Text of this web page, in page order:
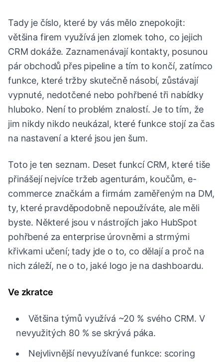
Tady je číslo, které by vás mělo znepokojit:
většina firem využívá jen zlomek toho, co jejich
CRM dokáže. Zaznamenávají kontakty, posunou
pár obchodů přes pipeline a tím to končí, zatímco
funkce, které tržby skutečně násobí, zůstávají
vypnuté, nedotčené nebo pohřbené tři nabídky
hluboko. Není to problém znalostí. Je to tím, že
jim nikdy nikdo neukázal, které funkce stojí za čas
na nastavení a které jsou jen šum.
Toto je ten seznam. Deset funkcí CRM, které tiše
přinášejí nejvíce tržeb agenturám, koučům, e-
commerce značkám a firmám zaměřeným na DM,
ty, které pravděpodobně nepoužíváte, ale měli
byste. Některé jsou v nástrojích jako HubSpot
pohřbené za enterprise úrovněmi a strmými
křivkami učení; tady jde o to, co dělají a proč na
nich záleží, ne o to, jaké logo je na dashboardu.
Ve zkratce
Většina týmů využívá ~20 % svého CRM. V
nevyužitých 80 % se skrývá páka.
Nejvlivnější nevyužívané funkce: scoring